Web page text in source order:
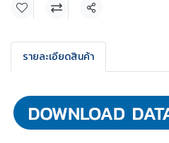
แชร์
รายละเอียดสินค้า